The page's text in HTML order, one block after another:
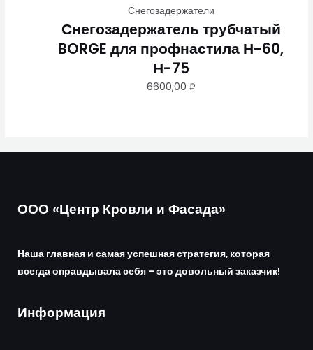
Снегозадержатели
Снегозадержатель трубчатый
BORGE для профнастила Н-60,
Н-75
6600,00 ₽
ООО «Центр Кровли и Фасада»
Наша главная и самая успешная стратегия, которая
всегда оправдывала себя – это довольный заказчик!
Информация